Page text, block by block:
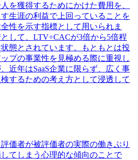
を獲得するためにかけた費用を、
生涯の利益で上回っていることを
性を示す指標として用いられま
して、LTV÷CACが3倍から5倍程
態とされています。もともとは投
プの事業性を見極める際に重視し
近年はSaaS企業に限らず、広く事
するための考え方として浸透して
価者が被評価者の実際の働きぶり
てしまう心理的な傾向のことで